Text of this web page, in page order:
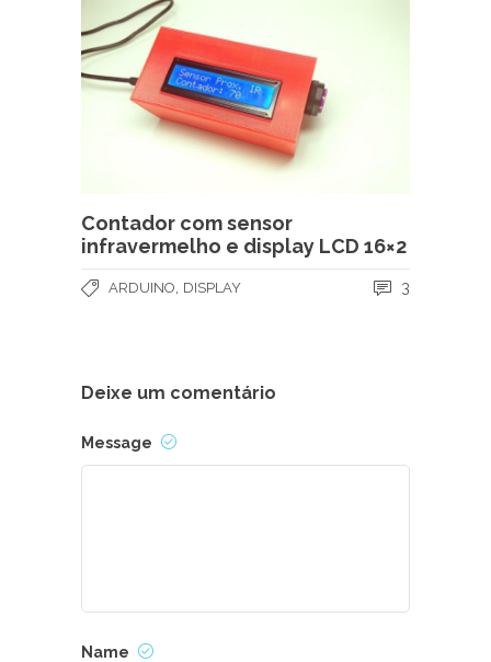
Contador com sensor
infravermelho e display LCD 16×2
ARDUINO DISPLAY 3
Deixe um comentário
Message
Name